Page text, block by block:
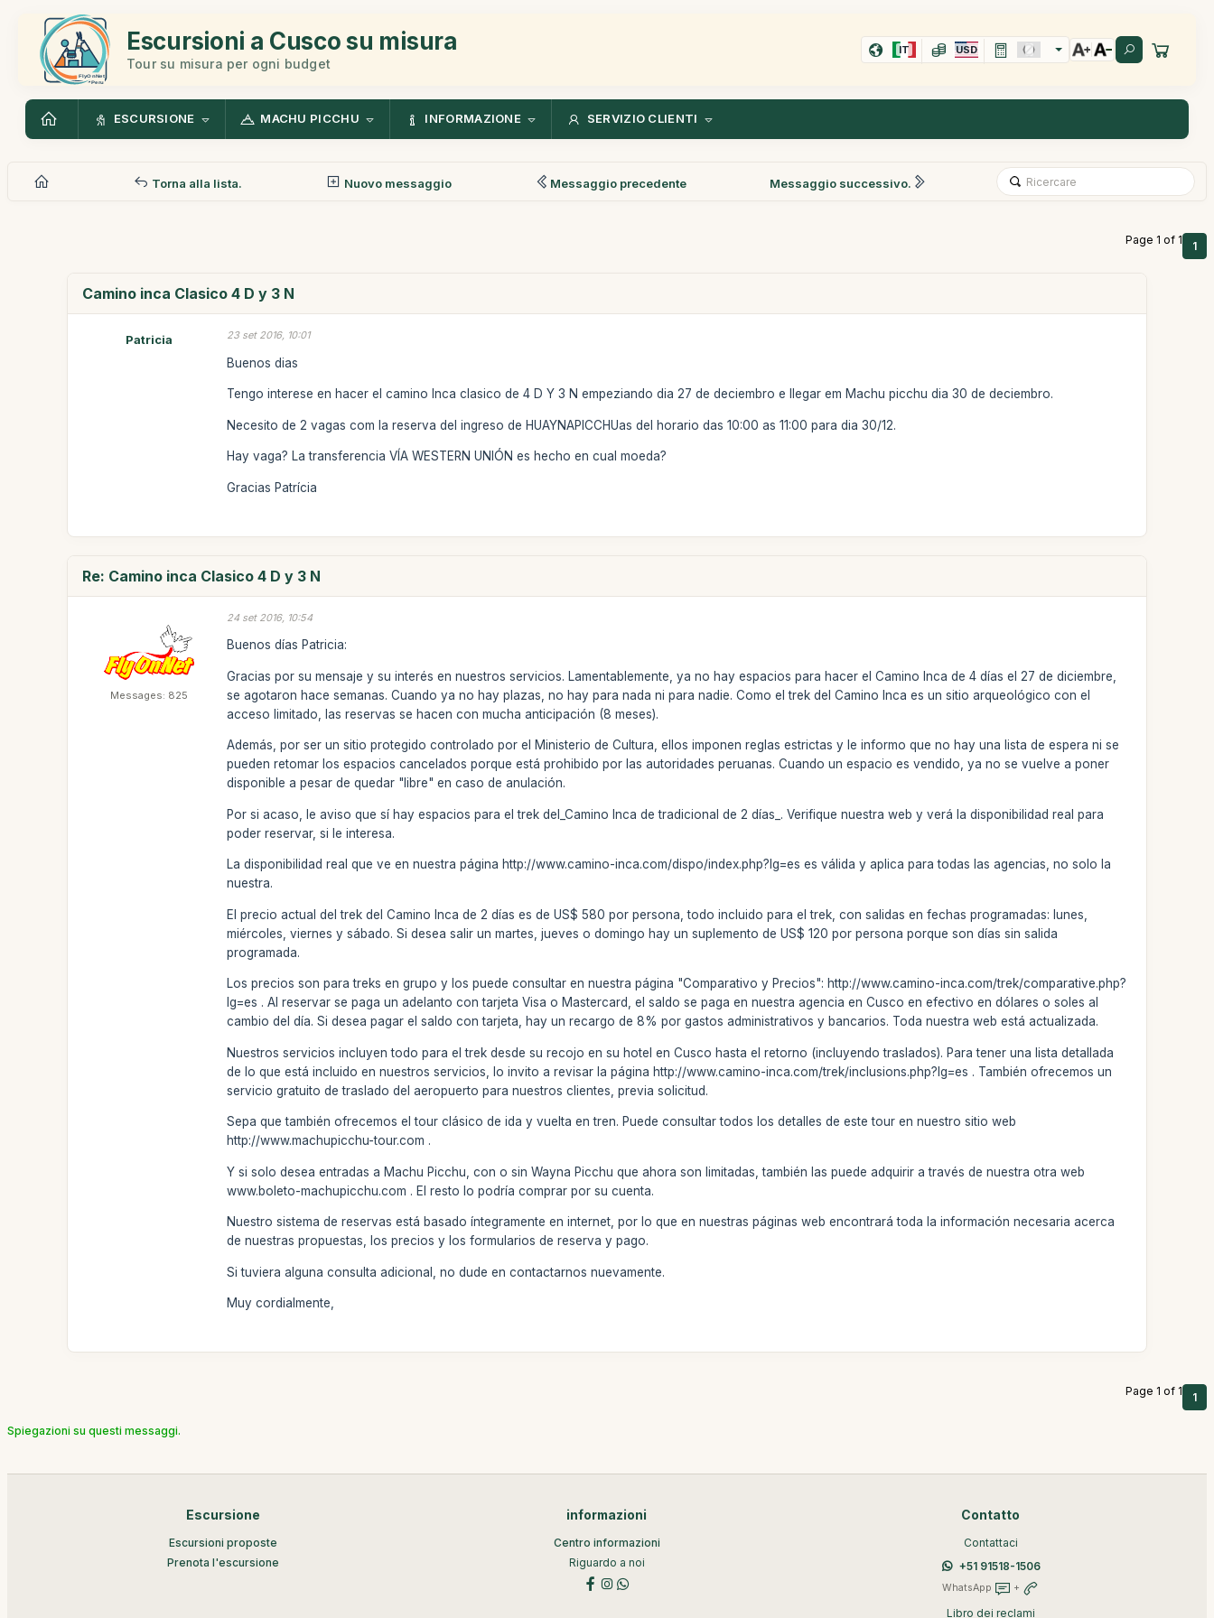
Escursioni a Cusco su misura
Tour su misura per ogni budget
IT USD
ESCURSIONE MACHU PICCHU INFORMAZIONE SERVIZIO CLIENTI
Torna alla lista. Nuovo messaggio Messaggio precedente Messaggio successivo.
Page 1 of 1 1
Camino inca Clasico 4 D y 3 N
Patricia 23 set 2016, 10:01
Buenos dias
Tengo interese en hacer el camino Inca clasico de 4 D Y 3 N empeziando dia 27 de deciembro e llegar em Machu picchu dia 30 de deciembro.
Necesito de 2 vagas com la reserva del ingreso de HUAYNAPICCHUas del horario das 10:00 as 11:00 para dia 30/12.
Hay vaga? La transferencia VÍA WESTERN UNIÓN es hecho en cual moeda?
Gracias Patrícia
Re: Camino inca Clasico 4 D y 3 N
Messages: 825
24 set 2016, 10:54
Buenos días Patricia:
Gracias por su mensaje y su interés en nuestros servicios. Lamentablemente, ya no hay espacios para hacer el Camino Inca de 4 días el 27 de diciembre,
se agotaron hace semanas. Cuando ya no hay plazas, no hay para nada ni para nadie. Como el trek del Camino Inca es un sitio arqueológico con el
acceso limitado, las reservas se hacen con mucha anticipación (8 meses).
Además, por ser un sitio protegido controlado por el Ministerio de Cultura, ellos imponen reglas estrictas y le informo que no hay una lista de espera ni se
pueden retomar los espacios cancelados porque está prohibido por las autoridades peruanas. Cuando un espacio es vendido, ya no se vuelve a poner
disponible a pesar de quedar "libre" en caso de anulación.
Por si acaso, le aviso que sí hay espacios para el trek del_Camino Inca de tradicional de 2 días_. Verifique nuestra web y verá la disponibilidad real para
poder reservar, si le interesa.
La disponibilidad real que ve en nuestra página http://www.camino-inca.com/dispo/index.php?lg=es es válida y aplica para todas las agencias, no solo la
nuestra.
El precio actual del trek del Camino Inca de 2 días es de US$ 580 por persona, todo incluido para el trek, con salidas en fechas programadas: lunes,
miércoles, viernes y sábado. Si desea salir un martes, jueves o domingo hay un suplemento de US$ 120 por persona porque son días sin salida
programada.
Los precios son para treks en grupo y los puede consultar en nuestra página "Comparativo y Precios": http://www.camino-inca.com/trek/comparative.php?
lg=es . Al reservar se paga un adelanto con tarjeta Visa o Mastercard, el saldo se paga en nuestra agencia en Cusco en efectivo en dólares o soles al
cambio del día. Si desea pagar el saldo con tarjeta, hay un recargo de 8% por gastos administrativos y bancarios. Toda nuestra web está actualizada.
Nuestros servicios incluyen todo para el trek desde su recojo en su hotel en Cusco hasta el retorno (incluyendo traslados). Para tener una lista detallada
de lo que está incluido en nuestros servicios, lo invito a revisar la página http://www.camino-inca.com/trek/inclusions.php?lg=es . También ofrecemos un
servicio gratuito de traslado del aeropuerto para nuestros clientes, previa solicitud.
Sepa que también ofrecemos el tour clásico de ida y vuelta en tren. Puede consultar todos los detalles de este tour en nuestro sitio web
http://www.machupicchu-tour.com .
Y si solo desea entradas a Machu Picchu, con o sin Wayna Picchu que ahora son limitadas, también las puede adquirir a través de nuestra otra web
www.boleto-machupicchu.com . El resto lo podría comprar por su cuenta.
Nuestro sistema de reservas está basado íntegramente en internet, por lo que en nuestras páginas web encontrará toda la información necesaria acerca
de nuestras propuestas, los precios y los formularios de reserva y pago.
Si tuviera alguna consulta adicional, no dude en contactarnos nuevamente.
Muy cordialmente,
Page 1 of 1 1
Spiegazioni su questi messaggi.
Escursione
Escursioni proposte
Prenota l'escursione
informazioni
Centro informazioni
Riguardo a noi
Contatto
Contattaci
+51 91518-1506
WhatsApp +
Libro dei reclami